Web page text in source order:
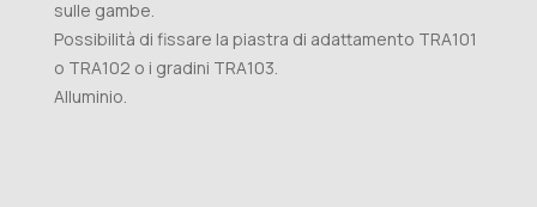
sulle gambe.
Possibilità di fissare la piastra di adattamento TRA101
o TRA102 o i gradini TRA103.
Alluminio.